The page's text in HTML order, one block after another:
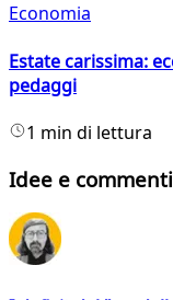
Economia
Estate carissima:
pedaggi
1 min di lettura
Idee e commenti